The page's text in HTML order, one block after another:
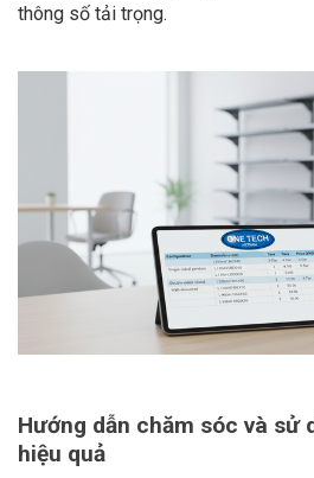
thông số tải trọng.
Hướng dẫn chăm sóc và sử
hiệu quả